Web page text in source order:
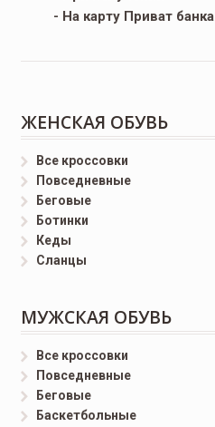
- На карту Приват банка
ЖЕНСКАЯ ОБУВЬ
Все кроссовки
Повседневные
Беговые
Ботинки
Кеды
Сланцы
МУЖСКАЯ ОБУВЬ
Все кроссовки
Повседневные
Беговые
Баскетбольные